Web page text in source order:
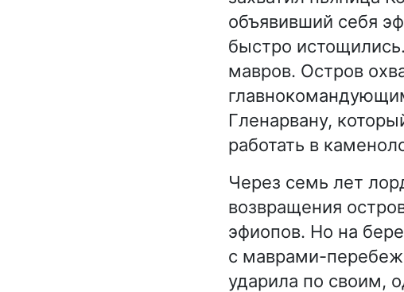
объявивший себя
быстро
мавров. Остров
Гленарвану,
работать в
Через семь лет
возвращения
эфиопов. Но на
с маврами-
ударила по своим,